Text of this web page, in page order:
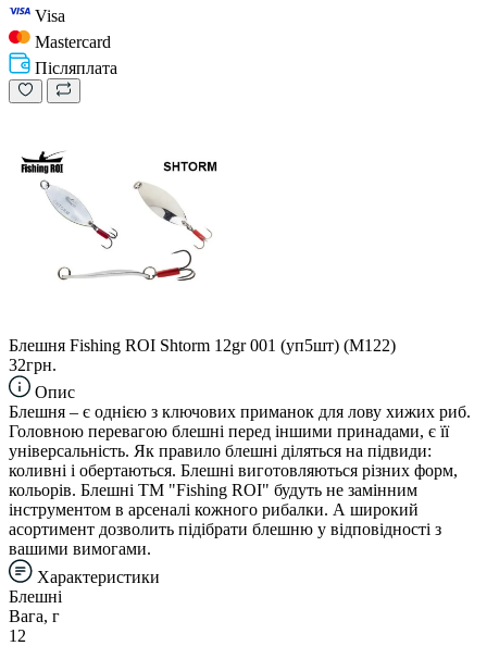
Visa
Mastercard
Післяплата
Блешня Fishing ROI Shtorm 12gr 001 (уп5шт) (M122)
32грн.
Опис
Блешня – є однією з ключових приманок для лову хижих риб.
Головною перевагою блешні перед іншими принадами, є її
універсальність. Як правило блешні діляться на підвиди:
коливні і обертаються. Блешні виготовляються різних форм,
кольорів. Блешні TM "Fishing ROI" будуть не замінним
інструментом в арсеналі кожного рибалки. А широкий
асортимент дозволить підібрати блешню у відповідності з
вашими вимогами.
Характеристики
Блешні
Вага, г
12